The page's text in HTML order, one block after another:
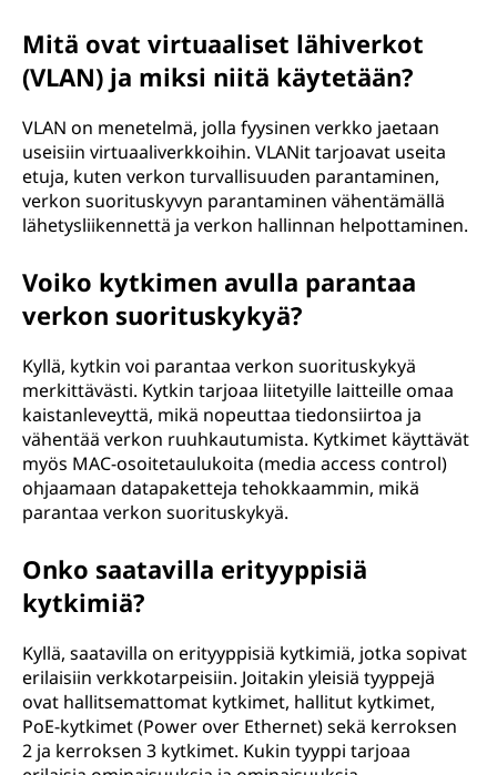
Mitä ovat virtuaaliset lähiverkot
(VLAN) ja miksi niitä käytetään?
VLAN on menetelmä, jolla fyysinen verkko jaetaan
useisiin virtuaaliverkkoihin. VLANit tarjoavat useita
etuja, kuten verkon turvallisuuden parantaminen,
verkon suorituskyvyn parantaminen vähentämällä
lähetysliikennettä ja verkon hallinnan helpottaminen.
Voiko kytkimen avulla parantaa
verkon suorituskykyä?
Kyllä, kytkin voi parantaa verkon suorituskykyä
merkittävästi. Kytkin tarjoaa liitetyille laitteille omaa
kaistanleveyttä, mikä nopeuttaa tiedonsiirtoa ja
vähentää verkon ruuhkautumista. Kytkimet käyttävät
myös MAC-osoitetaulukoita (media access control)
ohjaamaan datapaketteja tehokkaammin, mikä
parantaa verkon suorituskykyä.
Onko saatavilla erityyppisiä
kytkimiä?
Kyllä, saatavilla on erityyppisiä kytkimiä, jotka sopivat
erilaisiin verkkotarpeisiin. Joitakin yleisiä tyyppejä
ovat hallitsemattomat kytkimet, hallitut kytkimet,
PoE-kytkimet (Power over Ethernet) sekä kerroksen
2 ja kerroksen 3 kytkimet. Kukin tyyppi tarjoaa